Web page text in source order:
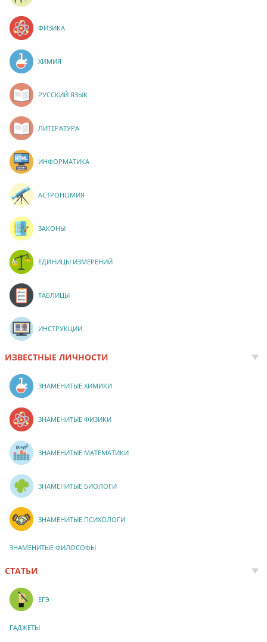
ФИЗИКА
ХИМИЯ
РУССКИЙ ЯЗЫК
ЛИТЕРАТУРА
ИНФОРМАТИКА
АСТРОНОМИЯ
ЗАКОНЫ
ЕДИНИЦЫ ИЗМЕРЕНИЙ
ТАБЛИЦЫ
ИНСТРУКЦИИ
ИЗВЕСТНЫЕ ЛИЧНОСТИ
ЗНАМЕНИТЫЕ ХИМИКИ
ЗНАМЕНИТЫЕ ФИЗИКИ
ЗНАМЕНИТЫЕ МАТЕМАТИКИ
ЗНАМЕНИТЫЕ БИОЛОГИ
ЗНАМЕНИТЫЕ ПСИХОЛОГИ
ЗНАМЕНИТЫЕ ФИЛОСОФЫ
СТАТЬИ
ЕГЭ
ГАДЖЕТЫ